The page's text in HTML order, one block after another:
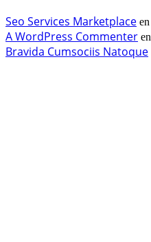
Seo Services Marketplace en
A WordPress Commenter en
Bravida Cumsociis Natoque